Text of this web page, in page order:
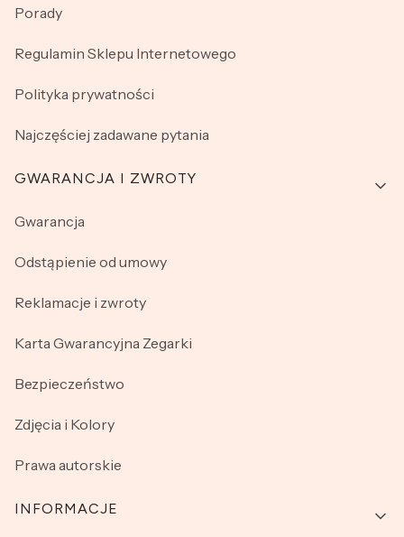
Porady
Regulamin Sklepu Internetowego
Polityka prywatności
Najczęściej zadawane pytania
GWARANCJA I ZWROTY
Gwarancja
Odstąpienie od umowy
Reklamacje i zwroty
Karta Gwarancyjna Zegarki
Bezpieczeństwo
Zdjęcia i Kolory
Prawa autorskie
INFORMACJE